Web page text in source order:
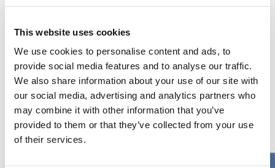
This website uses cookies
We use cookies to personalise content and ads, to
provide social media features and to analyse our traffic.
We also share information about your use of our site with
our social media, advertising and analytics partners who
may combine it with other information that you’ve
provided to them or that they’ve collected from your use
of their services.